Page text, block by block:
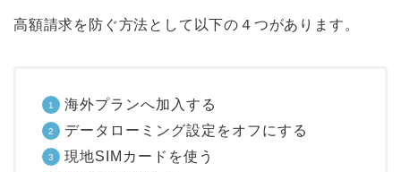
高額請求を防ぐ方法として以下の４つがあります。
海外プランへ加入する
データローミング設定をオフにする
現地SIMカードを使う